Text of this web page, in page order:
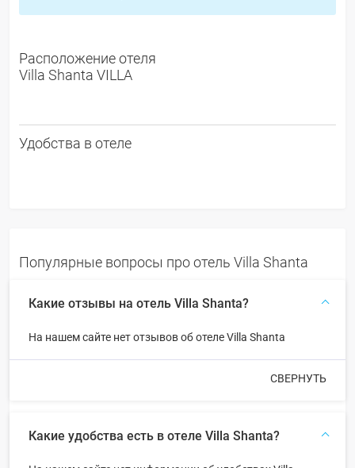
Расположение отеля
Villa Shanta VILLA
Удобства в отеле
Популярные вопросы про отель Villa Shanta
Какие отзывы на отель Villa Shanta?
На нашем сайте нет отзывов об отеле Villa Shanta
СВЕРНУТЬ
Какие удобства есть в отеле Villa Shanta?